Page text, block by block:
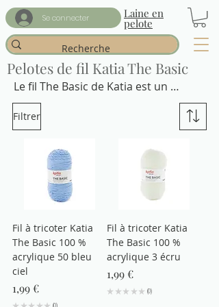
Se connecter Laine en
pelote
Pelotes de fil Katia The Basic
Le fil The Basic de Katia est un
indispensable pour tous vos projets
au tricot ou au crochet. 100 %
agréable à travailler, parfait pour
réaliser des vêtements, accessoires
ou objets déco du quotidien. Sa
régularité de fil permet un rendu net
simples comme pour les motifs plus
travaillés.
Utilisable avec des aiguilles ou un
crochet de 3,5 à 4 mm, The Basic
convient aussi bien aux débutants
Filtrer
Fil à tricoter Katia
The Basic 100 %
acrylique 50 bleu
ciel
Prix
1,99 €
★ ★ ★ ★ ★ 0
Fil à tricoter Katia
The Basic 100 %
acrylique 3 écru
Prix
1,99 €
★ ★ ★ ★ ★ 0
0